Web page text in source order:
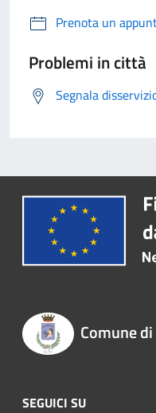
Prenota un
Problemi in città
Segnala
Comune
SEGUICI SU